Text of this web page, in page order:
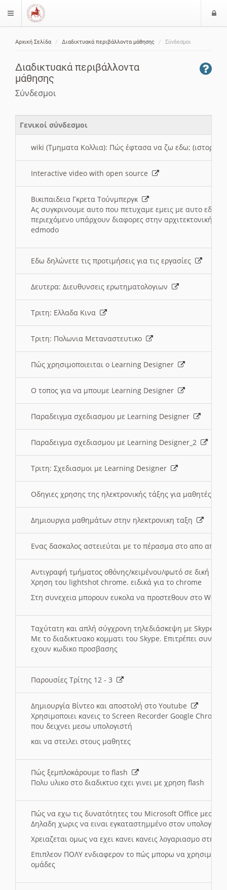
$langMenu
Αρχική Σελίδα Διαδικτυακά περιβάλλοντα μάθησης Σύνδεσμοι
Διαδικτυακά περιβάλλοντα
μάθησης
Σύνδεσμοι
Γενικοί σύνδεσμοι
wiki (Τμηματα Κολλια): Πώς έφτασα να ζω εδω; (ιστορια)
Interactive video with open source
Βικιπαιδεια Γκρετα Τούνμπεργκ
Ας συγκρινουμε αυτο που πετυχαμε εμεις με αυτο εδω
περιεχόμενο υπάρχουν διαφορες στην αρχιτεκτονική
edmodo
Εδω δηλώνετε τις προτιμήσεις για τις εργασίες
Δευτερα: Διευθυνσεις ερωτηματολογιων
Τριτη: Ελλαδα Κινα
Τριτη: Πολωνια Μεταναστευτικο
Πώς χρησιμοποιειται ο Learning Designer
O τοπος για να μπουμε Learning Designer
Παραδειγμα σχεδιασμου με Learning Designer
Παραδειγμα σχεδιασμου με Learning Designer_2
Τριτη: Σχεδιασμοι με Learning Designer
Οδηγιες χρησης της ηλεκτρονικής τάξης για μαθητές
Δημιουργια μαθημάτων στην ηλεκτρονικη ταξη
Ενας δασκαλος αστειεύται με το πέρασμα στο απο
Αντιγραφή τμήματος οθόνης/κειμένου/φωτό σε δική
Χρηση του lightshot chrome. ειδικά για το chrome
Στη συνεχεια μπορουν ευκολα να προστεθουν στο Word
Ταχύτατη και απλή σύγχρονη τηλεδιάσκεψη με Skype
Με το διαδικτυακο κομματι του Skype. Επιτρέπει
εχουν κωδικο προσβασης
Παρουσίες Τρίτης 12 - 3
Δημιουργία Βίντεο και αποστολή στο Youtube
Χρησιμοποιει κανεις το Screen Recorder Google Chrome
που δειχνει μεσω υπολογιστή
και να στειλει στους μαθητες
Πώς ξεμπλοκάρουμε το flash
Πολυ υλικο στο διαδικτυο εχει γινει με χρηση flash
Πώς να εχω τις δυνατότητες του Microsoft Office μεσω
Δηλαδη χωρις να ειναι εγκαταστημμένο στον
Χρειαζεται ομως να εχει κανει κανεις λογαριασμο στη
Επιπλεον ΠΟΛΥ ενδιαφερον το πώς μπορω να
ομάδες